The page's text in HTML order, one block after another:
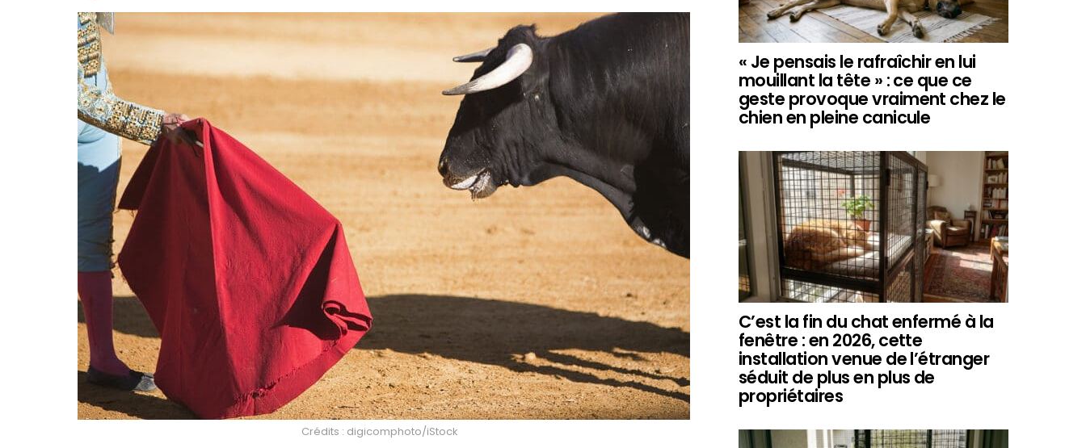
Crédits : digicomphoto/iStock
« Je pensais le rafraîchir en lui
mouillant la tête » : ce que ce
geste provoque vraiment chez le
chien en pleine canicule
C’est la fin du chat enfermé à la
fenêtre : en 2026, cette
installation venue de l’étranger
séduit de plus en plus de
propriétaires